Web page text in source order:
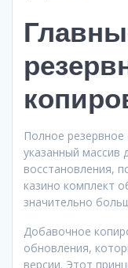
Полное резервное
указанный массив
восстановления,
казино комплект
значительно
Добавочное
обновления,
версии. Этот